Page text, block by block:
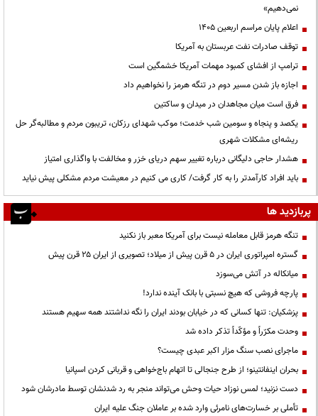
نمی‌دهیم»
اعلام پایان مراسم اربعین ۱۴۰۵
توقف صادرات نفت عربستان به آمریکا
ترامپ از افشای کمبود مهمات آمریکا خشمگین است
اجازه باز شدن مسیر دوم در تنگه هرمز را نخواهیم داد
فرق است میان مجاهدان در میدان و ساکتین
یکصد و پنجاه و سومین شب خدمت؛ موکب شهدای رزکان، تریبون مردم و مطالبه‌گر حل
ریشه‌ای مشکلات شهری
هشدار حاجی دلیگانی درباره تغییر سهم دریای خزر و مخالفت با واگذاری امتیاز
باید افراد کارآمدتر را به کار گرفت/ کاری می کنیم در معیشت مردم مشکلی پیش نیاید
پربازدید ها
تنگه هرمز قابل معامله نیست برای آمریکا معبر باز نکنید
گستره امپراتوری ایران در ۵ قرن پیش از میلاد؛ تصویری از ایران ۲۵ قرن پیش
میانکاله در آتش می‌سوزد
پارچه فروشی که هیچ نسبتی با بانک آینده ندارد!
پزشکیان: تنها کسانی که در خیابان بودند ایران را نگه نداشتند همه سهیم هستند
وحدت مکرّراً و مؤکّداً تذکر داده شد
ماجرای نصب سنگ مزار اکبر عبدی چیست؟
بحران اینفانتینو؛ از طرح جنجالی تا اتهام باج‌خواهی و قربانی کردن اسپانیا
دست نزنید؛ لمس نوزاد حیات وحش می‌تواند منجر به رد شدنشان توسط مادرشان شود
تأملی بر خسارت‌های نامرئی وارد شده بر عاملان جنگ علیه ایران